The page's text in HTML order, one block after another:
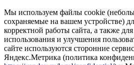
Мы используем файлы cookie
сохраняемые на вашем устройстве)
корректной работы сайта, а также
использования и улучшения
сайте используются сторонние
Яндекс.Метрика (политика